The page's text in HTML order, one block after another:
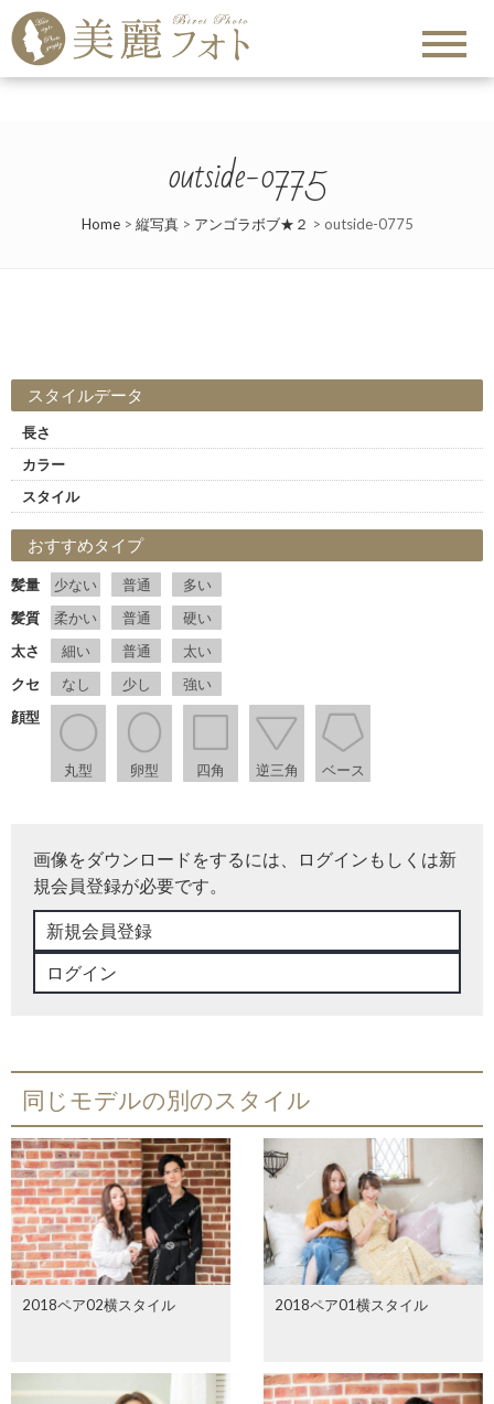
outside-0775
Home> 縦写真> アンゴラボブ★２ > outside-0775
スタイルデータ
長さ
カラー
スタイル
おすすめタイプ
髪量 少ない 普通
多い
髪質
柔かい 普通
硬い
太さ
細い 普通
太い
クセ
なし 少し
強い
顔型
丸型 卵型 四角 逆三角 ベース
画像をダウンロードをするには、ログインもしくは新
規会員登録が必要です。
新規会員登録
ログイン
同じモデルの別のスタイル
2018ペア02横スタイル 2018ペア01横スタイル